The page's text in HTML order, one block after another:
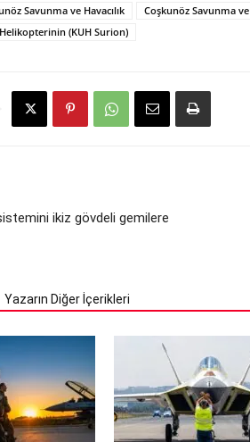
Savunma ve Havacılık
Coşkunöz Savunma
(KUH Surion)
ikiz gövdeli gemilere
Yazarın Diğer İçerikleri